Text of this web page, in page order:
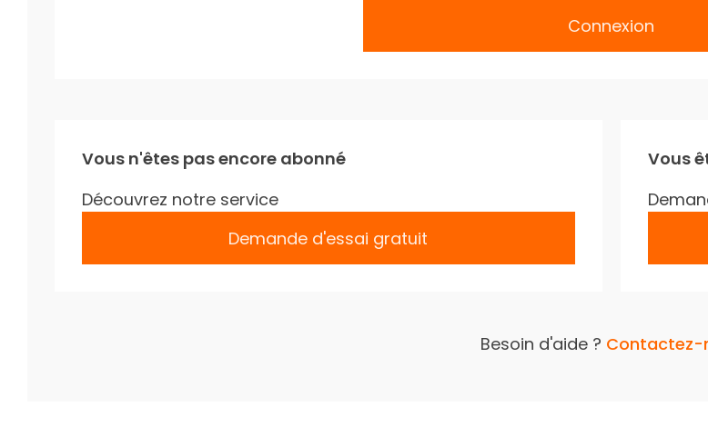
Connexion
Vous n'êtes pas encore abonné
Découvrez notre service
Demande d'essai gratuit
Vous
Besoin d'aide ? Contactez-